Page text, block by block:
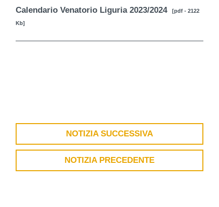
Calendario Venatorio Liguria 2023/2024[pdf - 2122
Kb]
NOTIZIA SUCCESSIVA
NOTIZIA PRECEDENTE